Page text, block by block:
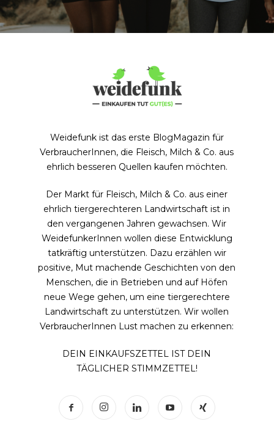
Weidefunk ist das erste BlogMagazin für
VerbraucherInnen, die Fleisch, Milch & Co. aus
ehrlich besseren Quellen kaufen möchten.
Der Markt für Fleisch, Milch & Co. aus einer
ehrlich tiergerechteren Landwirtschaft ist in
den vergangenen Jahren gewachsen. Wir
WeidefunkerInnen wollen diese Entwicklung
tatkräftig unterstützen. Dazu erzählen wir
positive, Mut machende Geschichten von den
Menschen, die in Betrieben und auf Höfen
neue Wege gehen, um eine tiergerechtere
Landwirtschaft zu unterstützen. Wir wollen
VerbraucherInnen Lust machen zu erkennen:
DEIN EINKAUFSZETTEL IST DEIN
TÄGLICHER STIMMZETTEL!